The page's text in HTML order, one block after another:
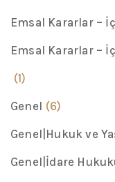
Emsal Kararlar –
Emsal Kararlar –
(1)
Genel (6)
Genel|Hukuk ve
Genel|İdare